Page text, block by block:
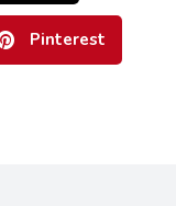
Pinterest